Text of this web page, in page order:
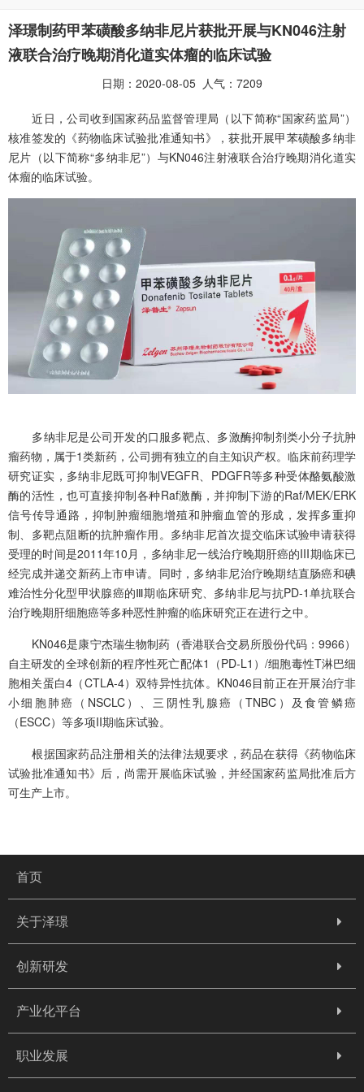
泽璟制药甲苯磺酸多纳非尼片获批开展与KN046注射
液联合治疗晚期消化道实体瘤的临床试验
日期：2020-08-05 人气：7209
近日，公司收到国家药品监督管理局（以下简称“国家药监局”）
核准签发的《药物临床试验批准通知书》，获批开展甲苯磺酸多纳非
尼片（以下简称“多纳非尼”）与KN046注射液联合治疗晚期消化道实
体瘤的临床试验。
多纳非尼是公司开发的口服多靶点、多激酶抑制剂类小分子抗肿
瘤药物，属于1类新药，公司拥有独立的自主知识产权。临床前药理学
研究证实，多纳非尼既可抑制VEGFR PDGFR等多种受体酪氨酸激
酶的活性，也可直接抑制各种Raf激酶，并抑制下游的Raf/MEK/ERK
信号传导通路，抑制肿瘤细胞增殖和肿瘤血管的形成，发挥多重抑
制、多靶点阻断的抗肿瘤作用。多纳非尼首次提交临床试验申请获得
受理的时间是2011年10 月，多纳非尼一线治疗晚期肝癌的III期临床已
经完成并递交新药上市申请。同时，多纳非尼治疗晚期结直肠癌和碘
难治性分化型甲状腺癌的Ⅲ期临床研究、多纳非尼与抗PD-1单抗联合
治疗晚期肝细胞癌等多种恶性肿瘤的临床研究正在进行之中。
KN046是康宁杰瑞生物制药（香港联合交易所股份代码： 9966）
自主研发的全球创新的程序性死亡配体1 （PD-L1 ）/细胞毒性T淋巴细
胞相关蛋白4 （CTLA-4）双特异性抗体。 KN046目前正在开展治疗非
小细胞肺癌（ NSCLC）、三阴性乳腺癌（TNBC ）及食管鳞癌
（ESCC）等多项II期临床试验。
根据国家药品注册相关的法律法规要求，药品在获得《药物临床
试验批准通知书》后，尚需开展临床试验，并经国家药监局批准后方
可生产上市。
首页
关于泽璟
创新研发
产业化平台
职业发展